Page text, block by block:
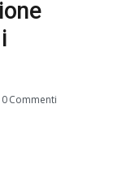
Commenti